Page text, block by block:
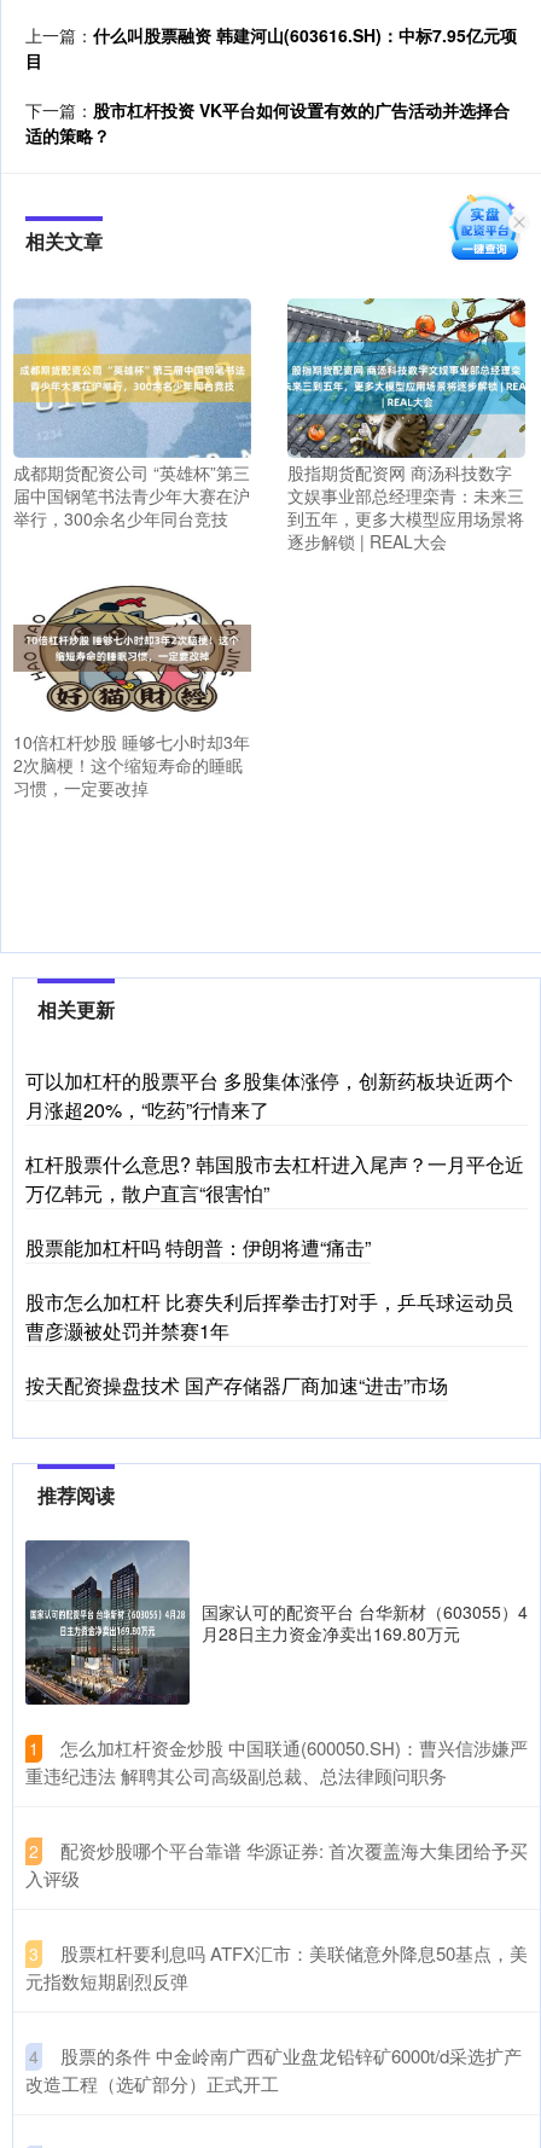
上一篇： 什么叫股票融资 韩建河山(603616.SH)：中标7.95亿元项
目
下一篇： 股市杠杆投资 VK平台如何设置有效的广告活动并选择合
适的策略？
相关文章
成都期货配资公司 “英雄杯”第三
届中国钢笔书法青少年大赛在沪
举行，300余名少年同台竞技
股指期货配资网 商汤科技数字
文娱事业部总经理栾青：未来三
到五年，更多大模型应用场景将
逐步解锁 | REAL大会
10倍杠杆炒股 睡够七小时却3年
2次脑梗！这个缩短寿命的睡眠
习惯，一定要改掉
相关更新
可以加杠杆的股票平台 多股集体涨停，创新药板块近两个
月涨超20%，“吃药”行情来了
杠杆股票什么意思? 韩国股市去杠杆进入尾声？一月平仓近
万亿韩元，散户直言“很害怕”
股票能加杠杆吗 特朗普：伊朗将遭“痛击”
股市怎么加杠杆 比赛失利后挥拳击打对手，乒乓球运动员
曹彦灏被处罚并禁赛1年
按天配资操盘技术 国产存储器厂商加速“进击”市场
推荐阅读
国家认可的配资平台 台华新材（603055）4
月28日主力资金净卖出169.80万元
1
​怎么加杠杆资金炒股 中国联通(600050.SH)：曹兴信涉嫌严
重违纪违法 解聘其公司高级副总裁、总法律顾问职务
2
​配资炒股哪个平台靠谱 华源证券: 首次覆盖海大集团给予买
入评级
3
​股票杠杆要利息吗 ATFX汇市：美联储意外降息50基点，美
元指数短期剧烈反弹
4
​股票的条件 中金岭南广西矿业盘龙铅锌矿6000t/d采选扩产
改造工程（选矿部分）正式开工